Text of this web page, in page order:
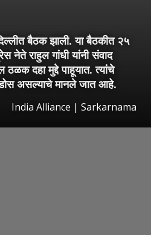
बैठक झाली. या बैठकीत २५
नेते राहुल गांधी यांनी संवाद
ठळक दहा मुद्दे पाहूयात. त्यांचे
डोस असल्याचे मानले जात आहे.
India Alliance | Sarkarnama